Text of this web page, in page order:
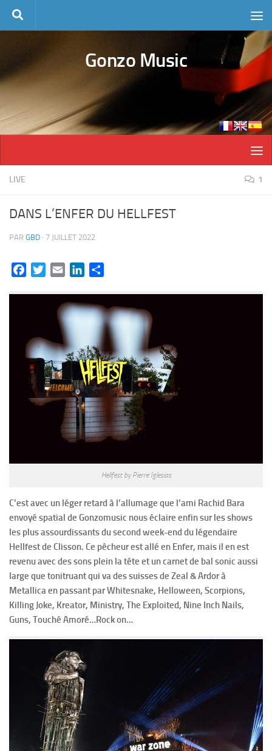
Skip to content
Gonzo Music
LIVE 1
DANS L’ENFER DU HELLFEST
PAR GBD · 7 JUILLET 2022
FacebookTwitterEmail LinkedIn
Hellfest by Pierre Iglesias
C’est avec un léger retard à l’allumage que l’ami Rachid Bara
envoyé spatial de Gonzomusic nous éclaire enfin sur les shows
les plus assourdissants du second week-end du légendaire
Hellfest de Clisson. Ce pêcheur est allé en Enfer, mais il en est
revenu avec des sons plein la tête et un carnet de bal sonic aussi
large que tonitruant qui va des suisses de Zeal & Ardor à
Metallica en passant par Whitesnake, Helloween, Scorpions,
Killing Joke, Kreator, Ministry, The Exploited, Nine Inch Nails,
Guns, Touché Amoré…Rock on…